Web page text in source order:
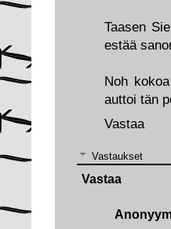
Taasen
estää
Noh
auttoi tän
Vastaa
Vastaukset
Vastaa